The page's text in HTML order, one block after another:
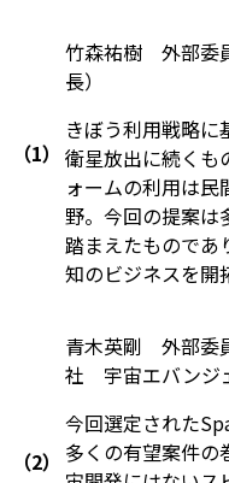
（1）
竹森祐樹 外部委
長）
きぼう利用戦略に
衛星放出に続くも
ォームの利用は
野。今回の提案は
踏まえたものであ
知のビジネスを開
（2）
青木英剛 外部委
社 宇宙エバンジ
今回選定された
多くの有望案件の